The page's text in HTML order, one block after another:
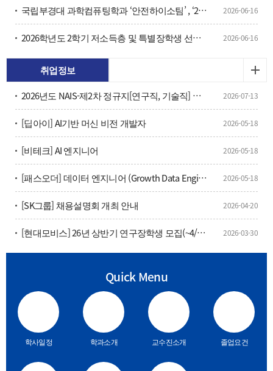
국립부경대 과학컴퓨팅학과 ‘안전하이소팀’ , ‘2026 데이터 오픈랩 Datory Lab 펠로우십’ 선정 2026-06-16
2026학년도 2학기 저소득층 및 특별장학생 선발 계획 안내 및 재학생 대상 장학생 추천 2026-06-16
취업정보
2026년도 NAIS-제2차 정규지[연구직, 기술직] 채용 공고
2026-07-13
[딥아이] AI기반 머신 비전 개발자 2026-05-18
[비테크] AI 엔지니어 2026-05-18
[패스오더] 데이터 엔지니어 (Growth Data Engineer), 부산 2026-05-18
[SK그룹] 채용설명회 개최 안내 2026-04-20
[현대모비스] 26년 상반기 연구장학생 모집(~4/16(목) 15:00) 2026-03-30
Quick Menu
학사일정 학과소개 교수진소개 졸업요건